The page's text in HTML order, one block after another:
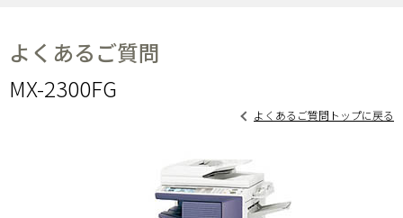
よくあるご質問
MX-2300FG
よくあるご質問トップに戻る